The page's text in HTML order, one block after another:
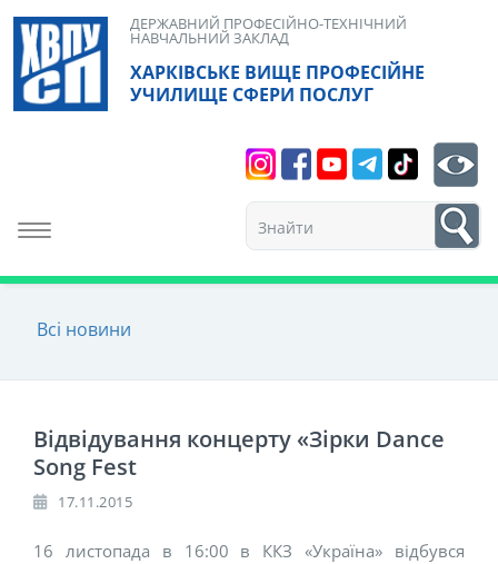
Skip
content
ХАРКІВСЬКЕ ВИЩЕ ПРОФЕСІЙНЕ
УЧИЛИЩЕ СФЕРИ ПОСЛУГ
ДЕРЖАВНИЙ ПРОФЕСІЙНО-ТЕХНІЧНИЙ
НАВЧАЛЬНИЙ ЗАКЛАД
Toggle navigation
1
Всі новини
Відвідування концерту «Зірки Dance
Song Fest
17.11.2015
16 листопада в 16:00 в ККЗ «Україна» відбувся